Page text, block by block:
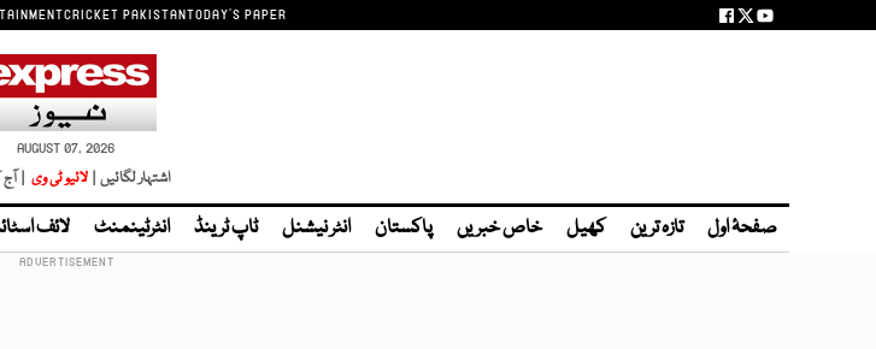
CRICKET PAKISTANTODAY'S PAPER
AUGUST 07, 2026
اشتہار لگائیں | لائیو ٹی وی | آج
صفحۂ اول تازہ ترین کھیل خاص خبریں پاکستان انٹر نیشنل ٹاپ ٹرینڈ انٹرٹینمنٹ لائف